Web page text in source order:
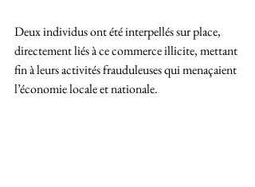
Deux individus ont été interpellés sur place,
directement liés à ce commerce illicite, mettant
fin à leurs activités frauduleuses qui menaçaient
l’économie locale et nationale.